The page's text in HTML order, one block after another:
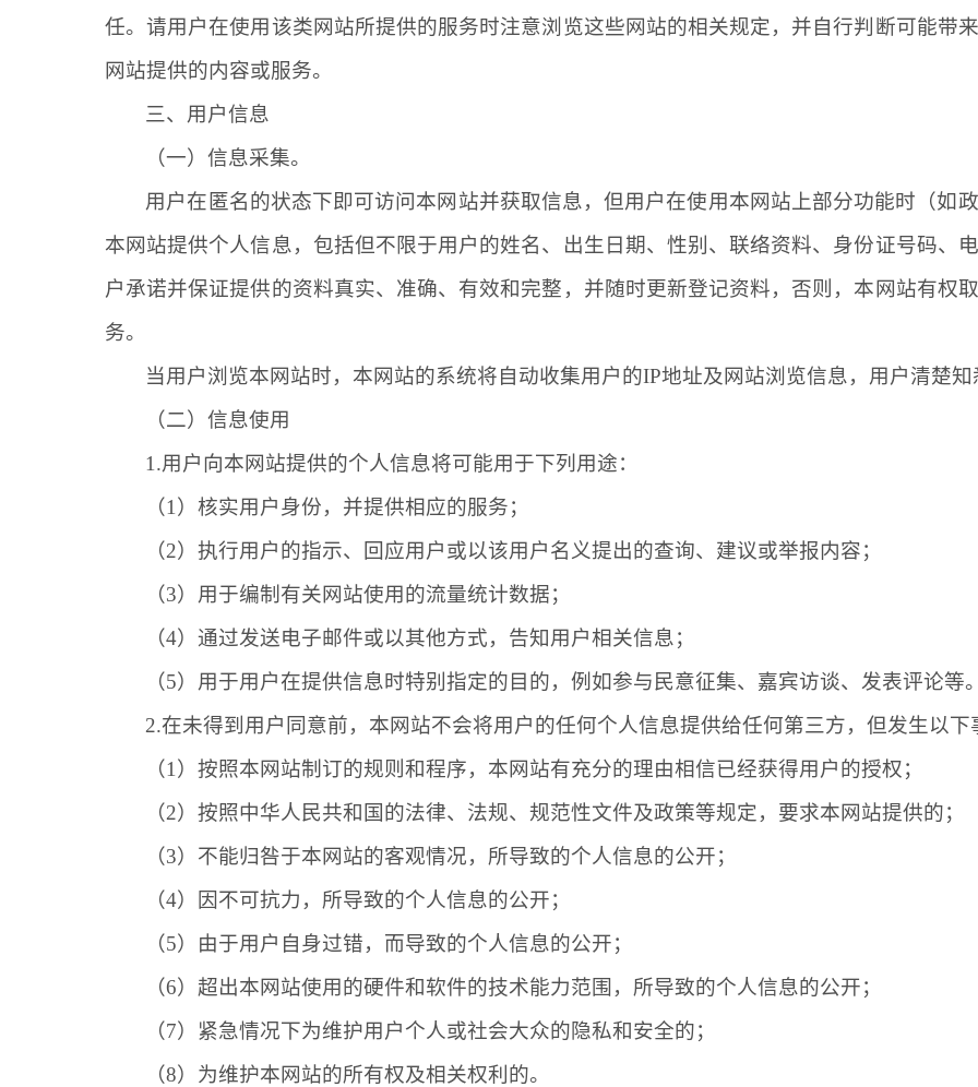
任。请用户在使用该类网站所提供的服务时注意浏览这些网站的相关规定，并自行判断可能带
网站提供的内容或服务。
三、用户信息
（一）信息采集。
用户在匿名的状态下即可访问本网站并获取信息，但用户在使用本网站上部分功能时（如
本网站提供个人信息，包括但不限于用户的姓名、出生日期、性别、联络资料、身份证号码、
户承诺并保证提供的资料真实、准确、有效和完整，并随时更新登记资料，否则，本网站有权
务。
当用户浏览本网站时，本网站的系统将自动收集用户的IP地址及网站浏览信息，用户清楚
（二）信息使用
1.用户向本网站提供的个人信息将可能用于下列用途：
（1）核实用户身份，并提供相应的服务；
（2）执行用户的指示、回应用户或以该用户名义提出的查询、建议或举报内容；
（3）用于编制有关网站使用的流量统计数据；
（4）通过发送电子邮件或以其他方式，告知用户相关信息；
（5）用于用户在提供信息时特别指定的目的，例如参与民意征集、嘉宾访谈、发表评论等。
2.在未得到用户同意前，本网站不会将用户的任何个人信息提供给任何第三方，但发生以下
（1）按照本网站制订的规则和程序，本网站有充分的理由相信已经获得用户的授权；
（2）按照中华人民共和国的法律、法规、规范性文件及政策等规定，要求本网站提供的；
（3）不能归咎于本网站的客观情况，所导致的个人信息的公开；
（4）因不可抗力，所导致的个人信息的公开；
（5）由于用户自身过错，而导致的个人信息的公开；
（6）超出本网站使用的硬件和软件的技术能力范围，所导致的个人信息的公开；
（7）紧急情况下为维护用户个人或社会大众的隐私和安全的；
（8）为维护本网站的所有权及相关权利的。